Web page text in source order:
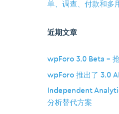
单、调查、付款和多
近期文章
wpForo 3.0 Beta –
wpForo 推出了 3.0
Independent
分析替代方案